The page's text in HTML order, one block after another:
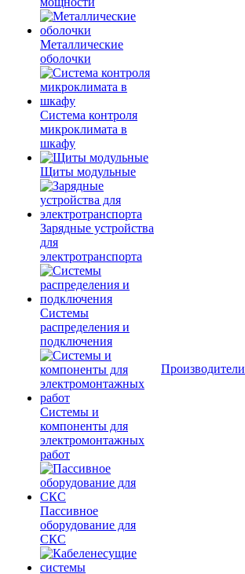
Металлические
оболочки
Система контроля
микроклимата в
шкафу
Щиты модульные
Зарядные устройства
для
электротранспорта
Системы
распределения и
подключения
Системы и
компоненты для
электромонтажных
работ
Пассивное
оборудование для
СКС
Производители